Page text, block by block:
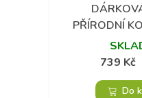
Přidat do
PŘÍRODNÍ
KONOPÍ PRO
739 Kč
Do